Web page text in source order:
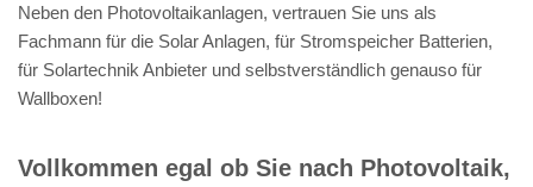
Neben den Photovoltaikanlagen, vertrauen Sie uns als
Fachmann für die Solar Anlagen, für Stromspeicher Batterien,
für Solartechnik Anbieter und selbstverständlich genauso für
Wallboxen!
Vollkommen egal ob Sie nach Photovoltaik,